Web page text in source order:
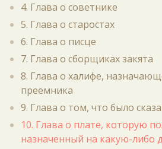
4. Глава о советнике
5. Глава о старостах
6. Глава о писце
7. Глава о сборщиках закята
8. Глава о халифе,
преемника
9. Глава о том, что было
10. Глава о плате, которую
назначенный на какую-либо